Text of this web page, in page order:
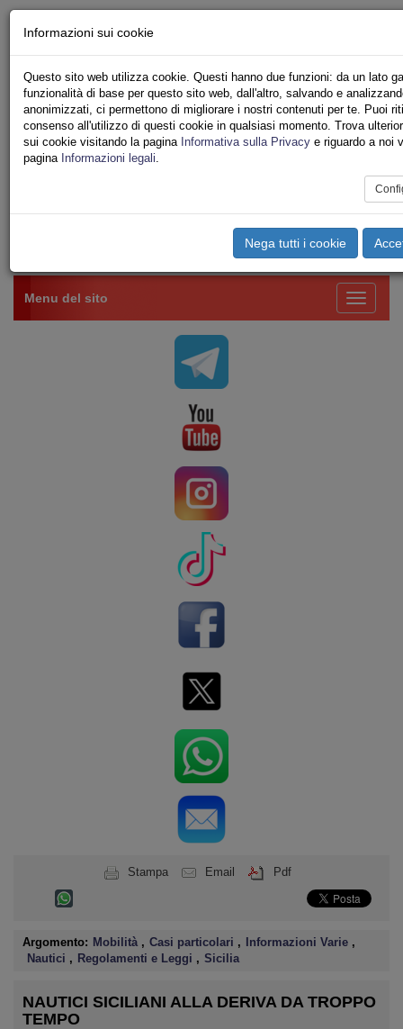
Iscriviti Online
Ricerca
Area Stampa
Privacy
UNIONE SINDACALE DI BASE SETTORE VIGILI
Toggle
Menu del sito
Stampa Email Pdf
Argomento: Mobilità , Casi particolari , Informazioni Varie ,
Nautici , Regolamenti e Leggi , Sicilia
NAUTICI SICILIANI ALLA DERIVA DA TROPPO
TEMPO
Informazioni sui cookie
Questo sito web utilizza cookie. Questi hanno due funzioni: da un lato
funzionalità di base per questo sito web, dall'altro, salvando e
anonimizzati, ci permettono di migliorare i nostri contenuti per te. Puoi
consenso all'utilizzo di questi cookie in qualsiasi momento. Trova
sui cookie visitando la pagina Informativa sulla Privacy e riguardo a noi
pagina Informazioni legali.
Nega tutti i cookie